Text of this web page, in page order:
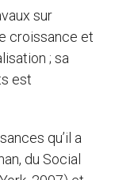
sur
croissance et
; sa
est
qu’il a
du Social